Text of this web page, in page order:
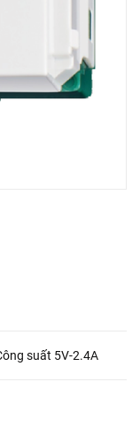
suất 5V-2.4A